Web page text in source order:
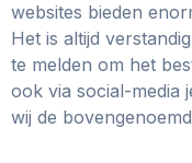
websites bieden
Het is altijd
te melden om het
ook via social-media
wij de